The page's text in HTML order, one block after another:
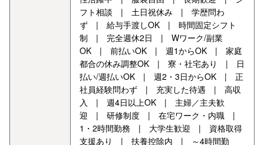
フト相談 | 土日祝休み | 学歴問わ
ず | 給与手渡しOK | 時間固定シフト
制 | 完全週休2日 | Wワーク/副業
OK | 前払いOK | 週1からOK | 家庭
都合の休み調整OK | 寮・社宅あり | 日
払い/週払いOK | 週2・3日からOK | 正
社員経験問わず | 充実した待遇 | 高収
入 | 週4日以上OK | 主婦／主夫歓
迎 | 研修制度 | 在宅ワーク・内職 |
1・2時間勤務 | 大学生歓迎 | 資格取得
支援あり | 扶養控除内 | ～4時間勤